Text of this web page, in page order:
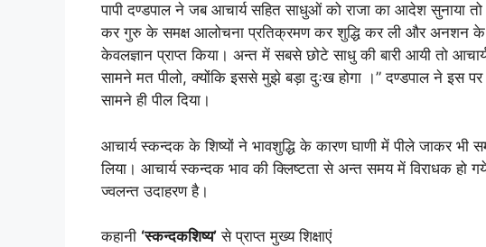
पापी दण्डपाल ने जब आचार्य सहित साधुओं को राजा का आदेश सुनाया
कर गुरु के समक्ष आलोचना प्रतिक्रमण कर शुद्धि कर ली और अनशन के
केवलज्ञान प्राप्त किया। अन्त में सबसे छोटे साधु की बारी आयी तो
सामने मत पीलो, क्योंकि इससे मुझे बड़ा दुःख होगा ।” दण्डपाल ने इस
सामने ही पील दिया।
आचार्य स्कन्दक के शिष्यों ने भावशुद्धि के कारण घाणी में पीले जाकर भी
लिया। आचार्य स्कन्दक भाव की क्लिष्टता से अन्त समय में विराधक हो
ज्वलन्त उदाहरण है।
कहानी ‘स्कन्दकशिष्य’ से प्राप्त मुख्य शिक्षाएं